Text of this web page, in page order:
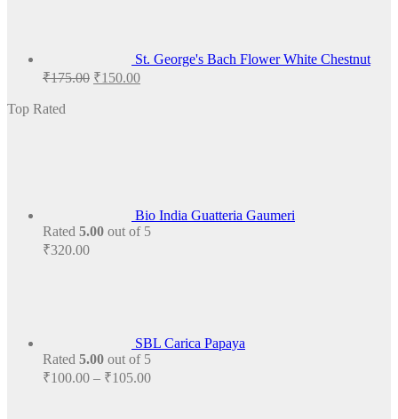
St. George's Bach Flower White Chestnut
₹175.00 Original
₹150.00Current
Top Rated
Bio India Guatteria Gaumeri
Rated 5.00 out of 5
₹320.00
SBL Carica Papaya
Rated 5.00 out of 5
₹100.00 – ₹105.00Price